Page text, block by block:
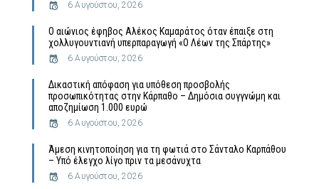
6 Αυγούστου, 2026
Ο αιώνιος έφηβος Αλέκος Καμαράτος όταν έπαιξε στη
χολλυγουντιανή υπερπαραγωγή «Ο Λέων της Σπάρτης»
6 Αυγούστου, 2026
Δικαστική απόφαση για υπόθεση προσβολής
προσωπικότητας στην Κάρπαθο – Δημόσια συγγνώμη και
αποζημίωση 1.000 ευρώ
6 Αυγούστου, 2026
Άμεση κινητοποίηση για τη φωτιά στο Σάνταλο Καρπάθου
– Υπό έλεγχο λίγο πριν τα μεσάνυχτα
6 Αυγούστου, 2026